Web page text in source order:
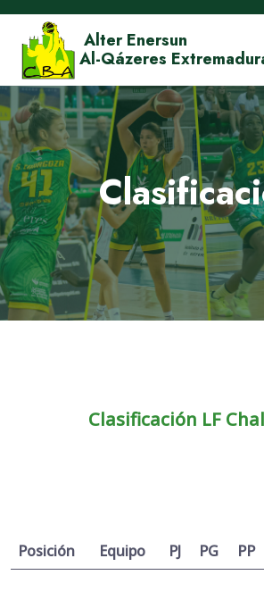
Alter Enersun
Al-Qázeres
Clasificación LF
Posición Equipo PJ PG PP